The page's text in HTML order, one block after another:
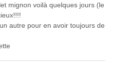
mignon voilà quelques jours (le
autre pour en avoir toujours de